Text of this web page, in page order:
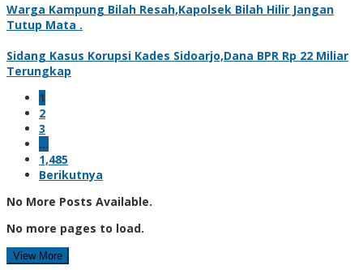
Warga Kampung Bilah Resah,Kapolsek Bilah Hilir Jangan
Tutup Mata .
Sidang Kasus Korupsi Kades Sidoarjo,Dana BPR Rp 22 Miliar
Terungkap
1
2
3
…
1,485
Berikutnya
No More Posts Available.
No more pages to load.
View More